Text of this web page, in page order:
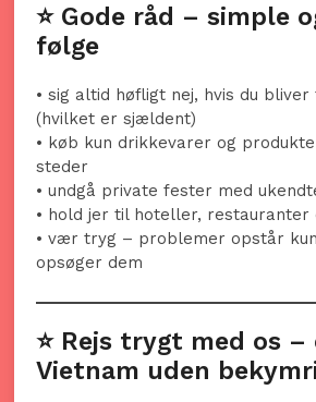
⭐ Gode råd – simple
følge
• sig altid høfligt nej, hvis du
(hvilket er sjældent)
• køb kun drikkevarer og
steder
• undgå private fester med
• hold jer til hoteller, restauranter
• vær tryg – problemer opstår
opsøger dem
⭐ Rejs trygt med os –
Vietnam uden